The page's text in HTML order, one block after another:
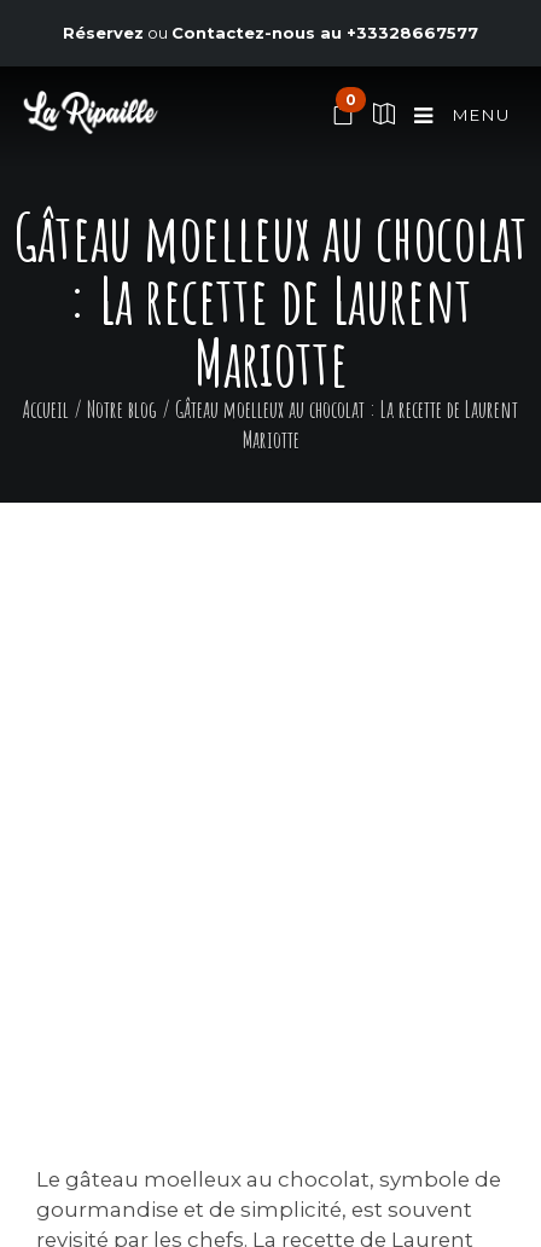
Réservez ou Contactez-nous au +33328667577
0
MENU
Gâteau moelleux au chocolat
: La recette de Laurent
Mariotte
Accueil / Notre blog / Gâteau moelleux au chocolat : La recette de Laurent
Mariotte
Le gâteau moelleux au chocolat‚ symbole de
gourmandise et de simplicité‚ est souvent
revisité par les chefs. La recette de Laurent